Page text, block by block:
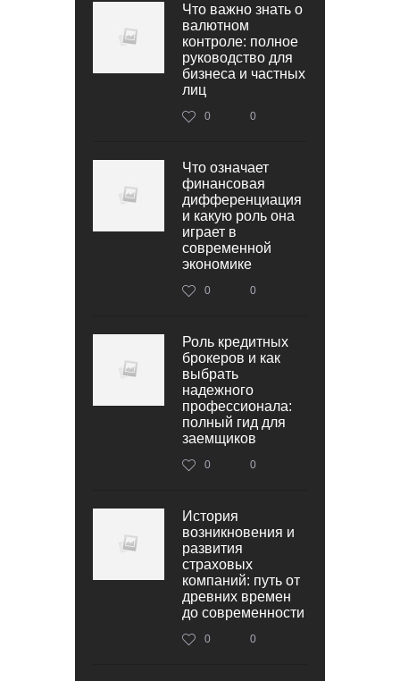
Что важно знать о
валютном
контроле: полное
руководство для
бизнеса и частных
лиц
0 0
Что означает
финансовая
дифференциация
и какую роль она
играет в
современной
экономике
0 0
Роль кредитных
брокеров и как
выбрать
надежного
профессионала:
полный гид для
заемщиков
0 0
История
возникновения и
развития
страховых
компаний: путь от
древних времен
до современности
0 0